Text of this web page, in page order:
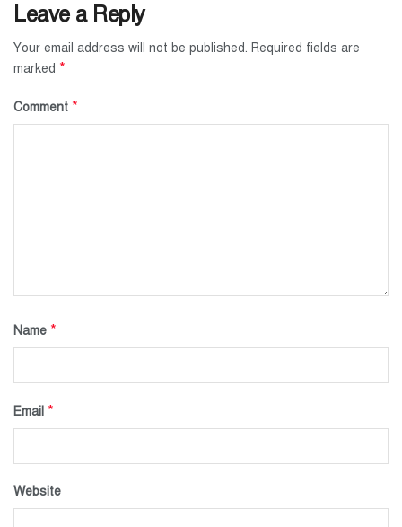
Leave a Reply
Your email address will not be published. Required fields are
marked *
Comment *
Name *
Email *
Website